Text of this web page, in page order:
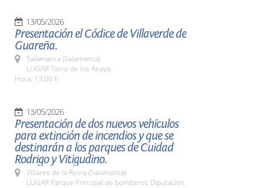
13/05/2026
Presentación el Códice de Villaverde de
Guareña.
Salamanca (Salamanca)
LUGAR Torre de los Anaya.
Hora: 13:00 h.
13/05/2026
Presentación de dos nuevos vehículos
para extinción de incendios y que se
destinarán a los parques de Cuidad
Rodrigo y Vitigudino.
Villares de la Reina (Salamanca)
LUGAR Parque Principal de bomberos Diputación.